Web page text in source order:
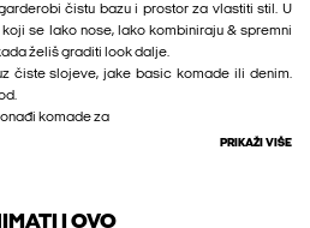
čistu bazu i prostor za vlastiti stil. U
se lako nose, lako kombiniraju & spremni
želiš graditi look dalje.
čiste slojeve, jake basic komade ili denim.
komade za
PRIKAŽI VIŠE
I OVO